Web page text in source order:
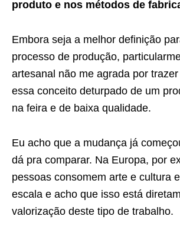
produto e nos métodos de
Embora seja a melhor definição
processo de produção,
artesanal não me agrada por
essa conceito deturpado de um
na feira e de baixa qualidade.
Eu acho que a mudança já
dá pra comparar. Na Europa, por
pessoas consomem arte e cultura
escala e acho que isso está
valorização deste tipo de trabalho.